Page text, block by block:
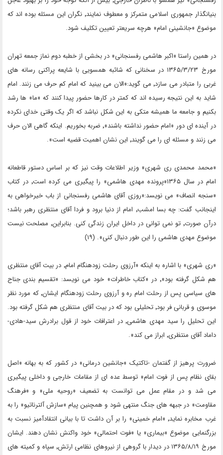
بنیانگذار جمهوری اسلامی متمرکز و معطوف نمایند٬ نگران این مسئله بوده اند که
موضوع «جانشینی امام» هرچه سریعتر تعیین تکلیف شود.
در همین راستا «اکبر هاشمی رفسنجانی» در بخشی از خطبه دوم نماز جمعه تهران
مورخ ۱۳۶۵/۳/۲۳ در سخنانی که شائبه همسویی با شایعه پراکنی رسانه های
غربی را متبادر می سازد٬ می گوید:«الان می بینید که امام کم حرف می زنند. امام
شاید به این نتیجه رسیده اند که کمتر در کارها حضور پیدا کنند که «ما» ها رشد
بکنیم و جامعه ما همیشه متکی به این شکل نباشد که اگر یک وقتی خدای نکرده
در آینده ای دور «امام حضور نداشته باشند»٬ ضربه بخوریم. اینکه گاهی الان حرف
می زنند و مسئله ای را می گویند٬ این نشان اهمیت قضیه است».
«محمد محمدی ری شهری» وزیر اطلاعات وقت نیز که بر اساس دستور قاطعانه
امام در سال ۱۳۶۵«پرونده مهدی هاشمی» را پیگیری می کرده است٬ در کتاب
«سنجه انصاف» می نویسد:«روزی آقای هاشمی رفسنجانی از باب خیرخواهی به
اینجانب گفت: چه بسا امشب٬ امام از دنیا برود و فردا آقای منتظری رهبر باشد؛
درآن صورت٬ تو نمی توانی در داخل ایران زندگی کنی. بنابراین٬ مصلحت نیست
موضوع مهدی هاشمی را این طور دنبال کنی». (۱۹)
«ری شهری» با اشاره به اینکه «آرزوی رحلت زودهنگام امام٬ در بیت آقای منتظری
هم شکل گرفته بود»٬ در «کتاب خاطرات» خود می نویسد: «تقسیم بندی جناح
های سیاسی پس از رحلت امام ره و آرزوی رحلت زودهنگام ایشان٬ که مورد نظر
موسوی و قربانی فر بود٬ تحلیلی بود که در بیت آقای منتظری هم شکل گرفته بود.
این تحلیل را سید مهدی هاشمی٬ در اعترافات خود از قول برادرش سید-هادی-
داماد آقای منتظری٬ ابراز می کند».
ضرورت پرهیز از گفتمان -تاکتیک «جانشین درمانی» در کشور که به بهانه «اصل
بقای نظام پس از فوت امام» توسط عده ای از مقامات خارجی و داخلی پیگیری
می شد و در مقام عمل می توانست به تضعیف «روحیه ملی» و «فرهنگ
مقاومت» در جبهه های جنگ منتهی شود و همچنین پیام «سازش آلترناتیو» را به
غرب مخابره نماید٬ «امام خمینی» را بر آن داشت تا با بیانی انتقادآمیز نسبت به
بزرگنمایی موضوع «بیماری» یا «فوت احتمالی» خود واکنش نشان دهند. ایشان
مورخ ۱۳۶۵/۸/۱۹ در دیدار با گروهی از نیروهای نظامی ارتش٬ سپاه و کمیته های